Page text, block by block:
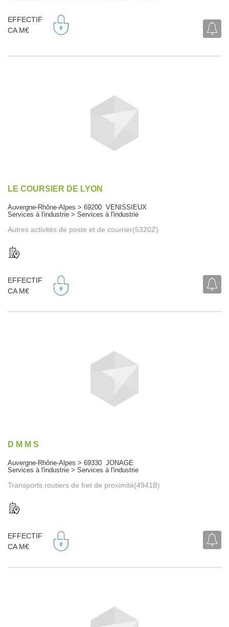
EFFECTIF
CA M€
LE COURSIER DE LYON
Auvergne-Rhône-Alpes > 69200 VENISSIEUX
Services à l'industrie > Services à l'industrie
Autres activités de poste et de courrier(5320Z)
EFFECTIF
CA M€
D M M S
Auvergne-Rhône-Alpes > 69330 JONAGE
Services à l'industrie > Services à l'industrie
Transports routiers de fret de proximité(4941B)
EFFECTIF
CA M€